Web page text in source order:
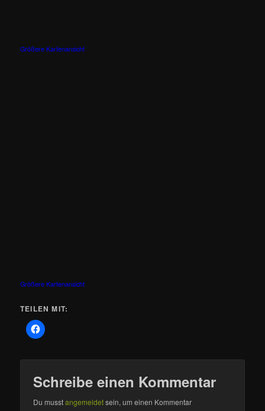
Größere Kartenansicht
Größere Kartenansicht
TEILEN MIT:
Schreibe einen Kommentar
Du musstangemeldetsein, um einen Kommentar